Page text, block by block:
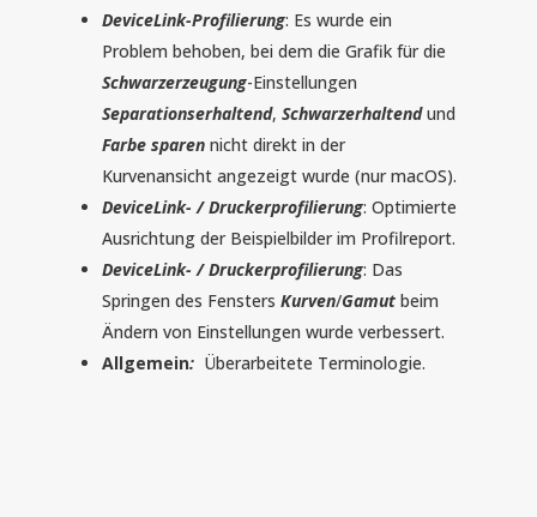
DeviceLink-Profilierung: Es wurde ein
Problem behoben, bei dem die Grafik für die
Schwarzerzeugung-Einstellungen
Separationserhaltend, Schwarzerhaltendund
Farbe sparennicht direkt in der
Kurvenansicht angezeigt wurde (nur macOS).
DeviceLink- / Druckerprofilierung: Optimierte
Ausrichtung der Beispielbilder im Profilreport.
DeviceLink- / Druckerprofilierung: Das
Springen des Fensters Kurven/Gamutbeim
Ändern von Einstellungen wurde verbessert.
Allgemein: Überarbeitete Terminologie.